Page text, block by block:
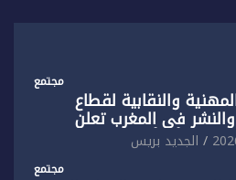
مجتمع
والنقابية لقطاع
في المغرب تعلن
لـ”أي أجندة انتخابية
مقاس سياسي ومصلحي
الجديد بريس
مجتمع